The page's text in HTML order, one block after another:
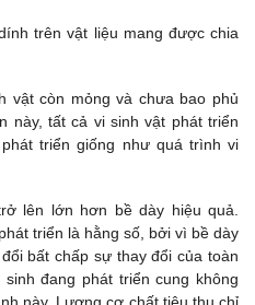
trên vật liệu mang được chia
vật còn mỏng và chưa bao phủ
này, tất cả vi sinh vật phát triển
triển giống như quá trình vi
lên lớn hơn bề dày hiệu quả.
triển là hằng số, bởi vì bề dày
bất chấp sự thay đổi của toàn
đang phát triển cung không